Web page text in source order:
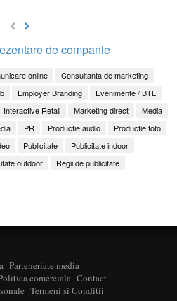
de companie
online
Consultanta de marketing
Employer Branding
Evenimente / BTL
Interactive Retail Marketing direct
Media
PR Productie audio
Productie foto
Publicitate
Publicitate indoor
outdoor
Regii de publicitate
Parteneriate media
comerciala Contact
Termeni si Conditii